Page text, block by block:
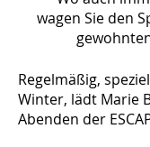
wagen Sie den
Regelmäßig,
Winter, lädt Marie
Abenden der